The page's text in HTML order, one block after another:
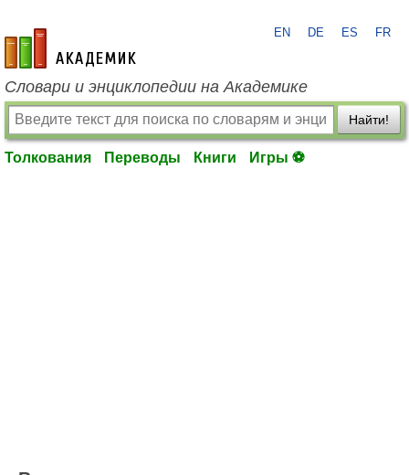
academic.ru
EN DE ES FR
Словари и энциклопедии на Академике
Найти!
Толкования Переводы Книги Игры ⚽